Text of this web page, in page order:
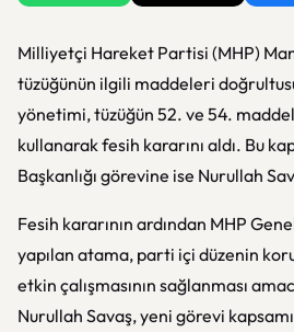
Milliyetçi Hareket Partisi (MHP)
tüzüğünün ilgili maddeleri
yönetimi, tüzüğün 52. ve 54.
kullanarak fesih kararını aldı. Bu
Başkanlığı görevine ise Nurullah
Fesih kararının ardından MHP
yapılan atama, parti içi düzenin
etkin çalışmasının sağlanması
Nurullah Savaş, yeni görevi